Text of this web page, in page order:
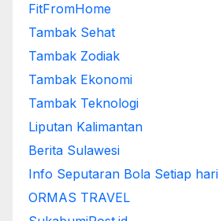
FitFromHome
Tambak Sehat
Tambak Zodiak
Tambak Ekonomi
Tambak Teknologi
Liputan Kalimantan
Berita Sulawesi
Info Seputaran Bola Setiap hari
ORMAS TRAVEL